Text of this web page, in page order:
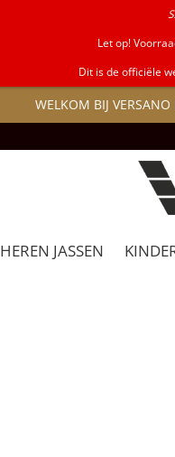
WELKOM BIJ VERSANO
HEREN JASSEN
Let op!
Dit is de officiële